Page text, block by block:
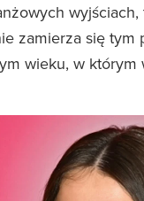
zamierza się tym
wieku, w którym